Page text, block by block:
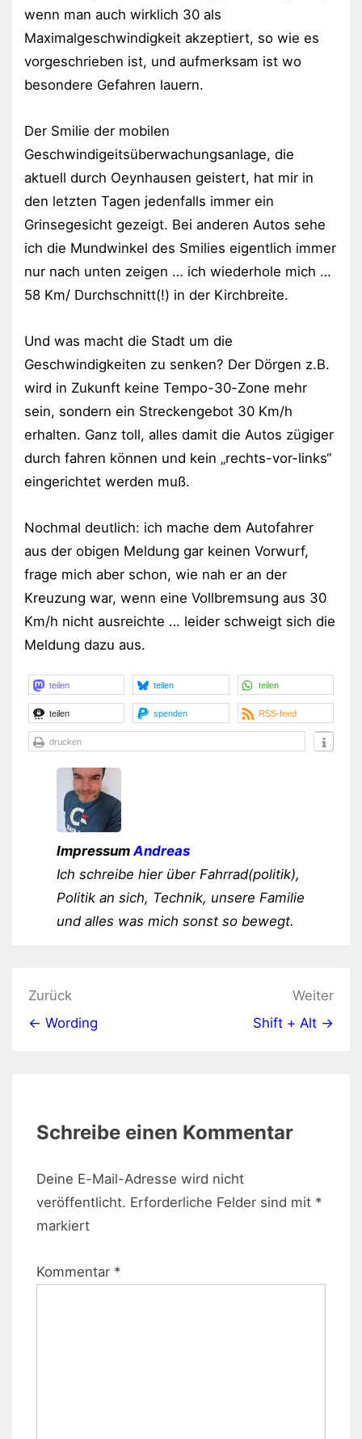
wenn man auch wirklich 30 als
Maximalgeschwindigkeit akzeptiert, so wie es
vorgeschrieben ist, und aufmerksam ist wo
besondere Gefahren lauern.
Der Smilie der mobilen
Geschwindigeitsüberwachungsanlage, die
aktuell durch Oeynhausen geistert, hat mir in
den letzten Tagen jedenfalls immer ein
Grinsegesicht gezeigt. Bei anderen Autos sehe
ich die Mundwinkel des Smilies eigentlich immer
nur nach unten zeigen … ich wiederhole mich …
58 Km/ Durchschnitt(!) in der Kirchbreite.
Und was macht die Stadt um die
Geschwindigkeiten zu senken? Der Dörgen z.B.
wird in Zukunft keine Tempo-30-Zone mehr
sein, sondern ein Streckengebot 30 Km/h
erhalten. Ganz toll, alles damit die Autos zügiger
durch fahren können und kein „rechts-vor-links“
eingerichtet werden muß.
Nochmal deutlich: ich mache dem Autofahrer
aus der obigen Meldung gar keinen Vorwurf,
frage mich aber schon, wie nah er an der
Kreuzung war, wenn eine Vollbremsung aus 30
Km/h nicht ausreichte … leider schweigt sich die
Meldung dazu aus.
teilen teilen teilen
teilen spenden RSS-feed
drucken
Impressum Andreas
Ich schreibe hier über Fahrrad(politik),
Politik an sich, Technik, unsere Familie
und alles was mich sonst so bewegt.
Beitragsnavigation
Zurück
← Wording
Weiter
Shift + Alt →
Schreibe einen Kommentar
Deine E-Mail-Adresse wird nicht
veröffentlicht. Erforderliche Felder sind mit *
markiert
Kommentar *